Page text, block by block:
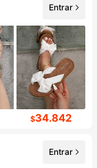
Entrar
$34.842
Entrar